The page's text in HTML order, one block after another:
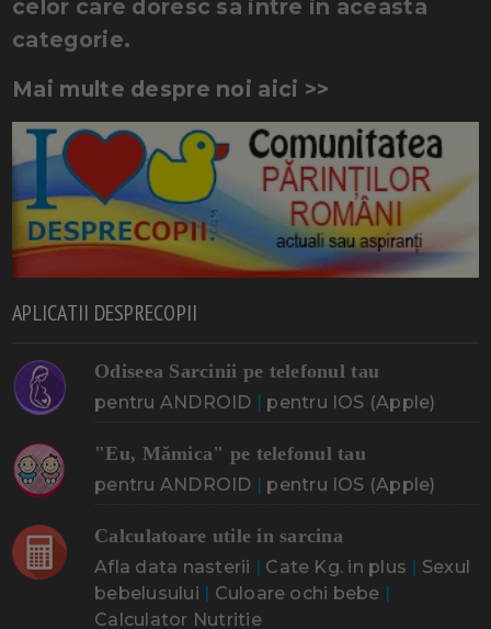
celor care doresc sa intre in aceasta
categorie.
Mai multe despre noi aici >>
APLICATII DESPRECOPII
Odiseea Sarcinii pe telefonul tau
pentru ANDROID | pentru IOS (Apple)
"Eu, Mămica" pe telefonul tau
pentru ANDROID | pentru IOS (Apple)
Calculatoare utile in sarcina
Afla data nasterii | Cate Kg. in plus | Sexul
bebelusului | Culoare ochi bebe |
Calculator Nutritie